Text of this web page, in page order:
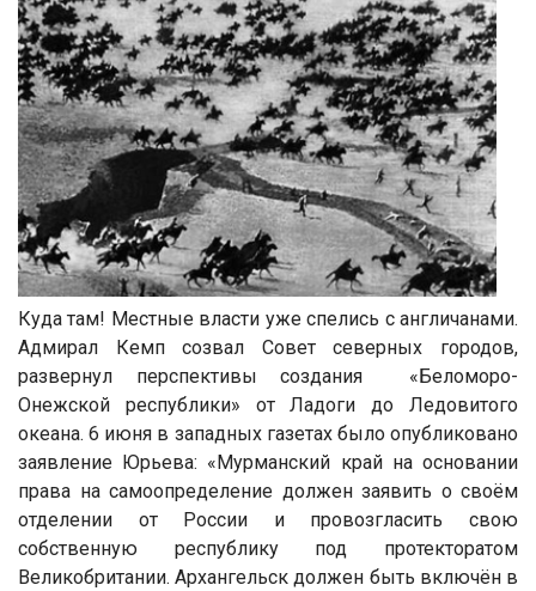
Куда там! Местные власти уже спелись с англичанами.
Адмирал Кемп созвал Совет северных городов,
развернул перспективы создания «Беломоро-
Онежской республики» от Ладоги до Ледовитого
океана. 6 июня в западных газетах было опубликовано
заявление Юрьева: «Мурманский край на основании
права на самоопределение должен заявить о своём
отделении от России и провозгласить свою
собственную республику под протекторатом
Великобритании. Архангельск должен быть включён в